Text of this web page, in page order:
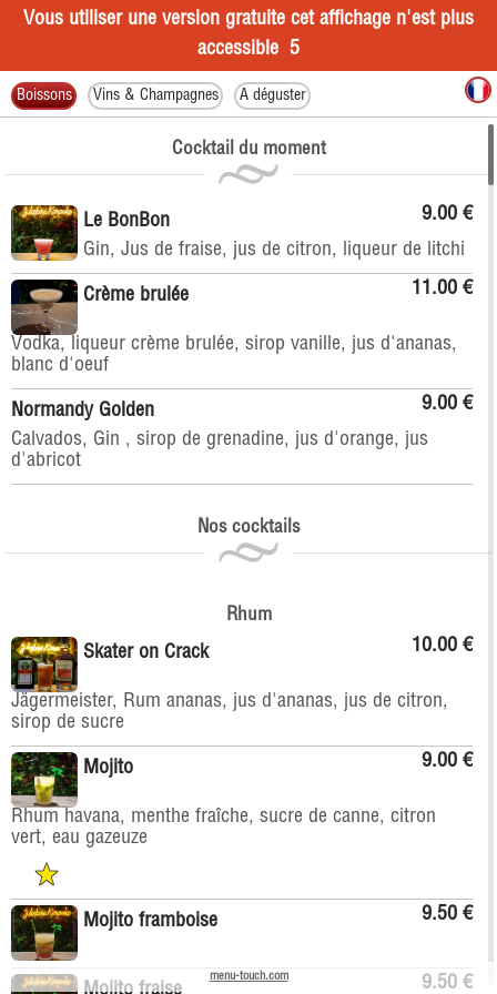
Vous utiliser une version gratuite cet affichage n'est plus
accessible 4
Boissons Vins & Champagnes A déguster
Cocktail du moment
9.00 €
Le BonBon
Gin, Jus de fraise, jus de citron, liqueur de litchi
11.00 €
Crème brulée
Vodka, liqueur crème brulée, sirop vanille, jus d'ananas,
blanc d'oeuf
9.00 €
Normandy Golden
Calvados, Gin , sirop de grenadine, jus d'orange, jus
d'abricot
Nos cocktails
Rhum
10.00 €
Skater on Crack
Jägermeister, Rum ananas, jus d'ananas, jus de citron,
sirop de sucre
9.00 €
Mojito
Rhum havana, menthe fraîche, sucre de canne, citron
vert, eau gazeuze
9.50 €
Mojito framboise
9.50 €
menu-touch.com